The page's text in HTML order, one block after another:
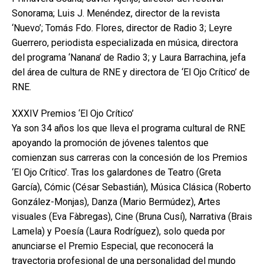
Sonorama; Luis J. Menéndez, director de la revista
‘Nuevo’; Tomás Fdo. Flores, director de Radio 3; Leyre
Guerrero, periodista especializada en música, directora
del programa ‘Nanana’ de Radio 3; y Laura Barrachina, jefa
del área de cultura de RNE y directora de ‘El Ojo Crítico’ de
RNE.
XXXIV Premios ‘El Ojo Crítico’
Ya son 34 años los que lleva el programa cultural de RNE
apoyando la promoción de jóvenes talentos que
comienzan sus carreras con la concesión de los Premios
‘El Ojo Crítico’. Tras los galardones de Teatro (Greta
García), Cómic (César Sebastián), Música Clásica (Roberto
González-Monjas), Danza (Mario Bermúdez), Artes
visuales (Eva Fàbregas), Cine (Bruna Cusí), Narrativa (Brais
Lamela) y Poesía (Laura Rodríguez), solo queda por
anunciarse el Premio Especial, que reconocerá la
trayectoria profesional de una personalidad del mundo